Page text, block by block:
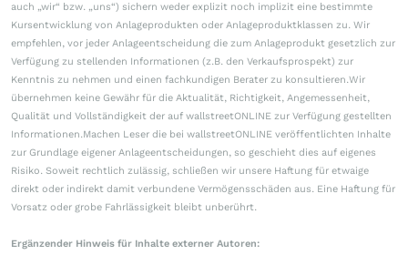
auch „wir“ bzw. „uns“) sichern weder explizit noch implizit eine bestimmte
Kursentwicklung von Anlageprodukten oder Anlageproduktklassen zu. Wir
empfehlen, vor jeder Anlageentscheidung die zum Anlageprodukt gesetzlich zur
Verfügung zu stellenden Informationen (z.B. den Verkaufsprospekt) zur
Kenntnis zu nehmen und einen fachkundigen Berater zu konsultieren.Wir
übernehmen keine Gewähr für die Aktualität, Richtigkeit, Angemessenheit,
Qualität und Vollständigkeit der auf wallstreetONLINE zur Verfügung gestellten
Informationen.Machen Leser die bei wallstreetONLINE veröffentlichten Inhalte
zur Grundlage eigener Anlageentscheidungen, so geschieht dies auf eigenes
Risiko. Soweit rechtlich zulässig, schließen wir unsere Haftung für etwaige
direkt oder indirekt damit verbundene Vermögensschäden aus. Eine Haftung für
Vorsatz oder grobe Fahrlässigkeit bleibt unberührt.
Ergänzender Hinweis für Inhalte externer Autoren: